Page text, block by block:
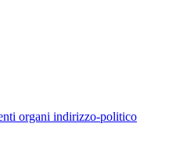
organi indirizzo-politico